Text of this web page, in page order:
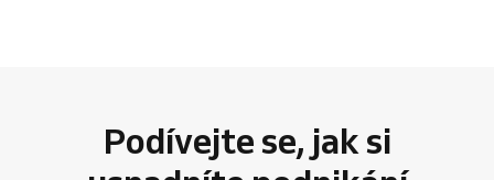
Podívejte se, jak si